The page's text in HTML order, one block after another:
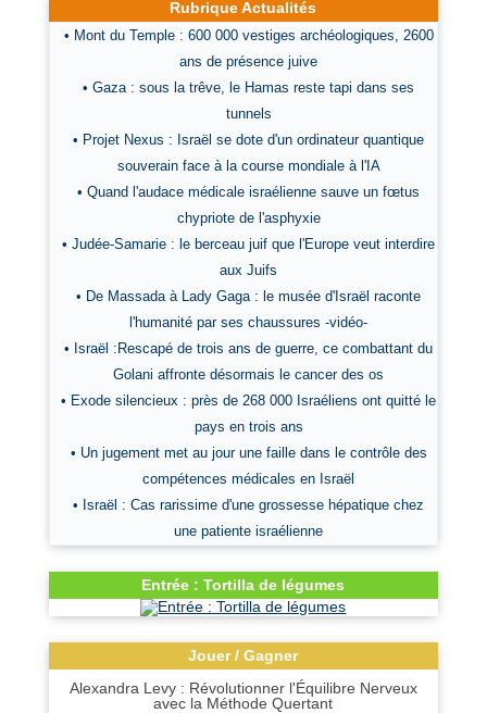
Rubrique Actualités
• Mont du Temple : 600 000 vestiges archéologiques, 2600
ans de présence juive
• Gaza : sous la trêve, le Hamas reste tapi dans ses
tunnels
• Projet Nexus : Israël se dote d'un ordinateur quantique
souverain face à la course mondiale à l'IA
• Quand l'audace médicale israélienne sauve un fœtus
chypriote de l'asphyxie
• Judée-Samarie : le berceau juif que l'Europe veut interdire
aux Juifs
• De Massada à Lady Gaga : le musée d'Israël raconte
l'humanité par ses chaussures -vidéo-
• Israël :Rescapé de trois ans de guerre, ce combattant du
Golani affronte désormais le cancer des os
• Exode silencieux : près de 268 000 Israéliens ont quitté le
pays en trois ans
• Un jugement met au jour une faille dans le contrôle des
compétences médicales en Israël
• Israël : Cas rarissime d'une grossesse hépatique chez
une patiente israélienne
Entrée : Tortilla de légumes
Jouer / Gagner
Alexandra Levy : Révolutionner l'Équilibre Nerveux
avec la Méthode Quertant